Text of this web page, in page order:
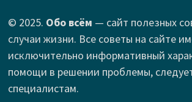
© 2025. Обо всём — сайт полезных
случаи жизни. Все советы на сайте
исключительно информативный
помощи в решении проблемы,
специалистам.